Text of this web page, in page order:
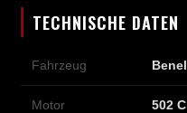
TECHNISCHE DATEN
Fahrzeug
Motor 502